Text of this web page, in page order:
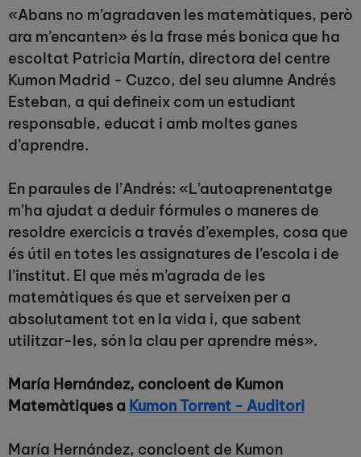
«Abans no m’agradaven les matemàtiques, però
ara m’encanten» és la frase més bonica que ha
escoltat Patricia Martín, directora del centre
Kumon Madrid - Cuzco, del seu alumne Andrés
Esteban, a qui defineix com un estudiant
responsable, educat i amb moltes ganes
d’aprendre.
En paraules de l’Andrés: «L’autoaprenentatge
m’ha ajudat a deduir fórmules o maneres de
resoldre exercicis a través d’exemples, cosa que
és útil en totes les assignatures de l’escola i de
l’institut. El que més m’agrada de les
matemàtiques és que et serveixen per a
absolutament tot en la vida i, que sabent
utilitzar-les, són la clau per aprendre més».
María Hernández, concloent de Kumon
Matemàtiques a Kumon Torrent - Auditori
María Hernández, concloent de Kumon